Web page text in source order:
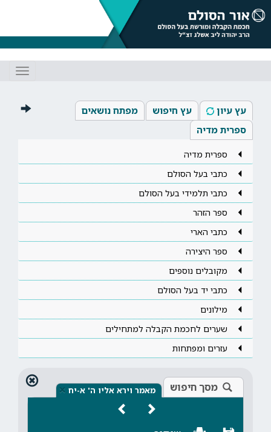
עץ עיון עץ חיפוש
מפתח נושאים
ספרית מדיה
ספרית מדיה
כתבי בעל הסולם
כתבי תלמידי בעל הסולם
ספר הזהר
כתבי הארי
ספר היצירה
מקובלים נוספים
כתבי יד בעל הסולם
מילונים
שערים לחכמת הקבלה למתחילים
עזרים ומפתחות
מסך חיפוש מאמר וירא אליו ה' א-יח ×